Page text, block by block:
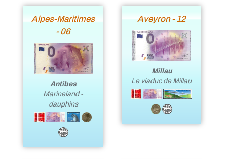
Alpes-Maritimes
- 06
Antibes
Marineland -
dauphins
Aveyron - 12
Millau
Le viaduc de Millau